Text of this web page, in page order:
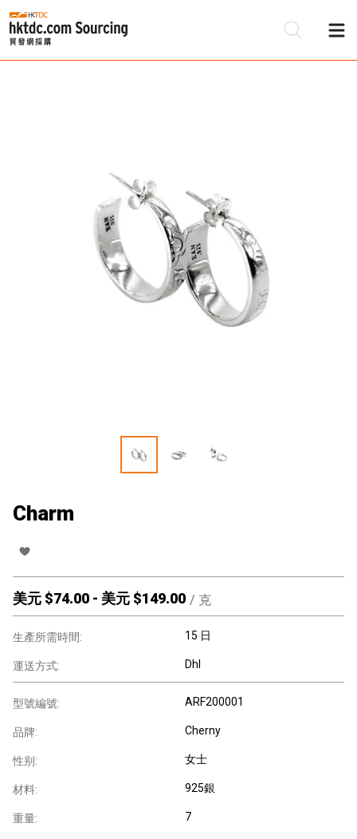
Charm
美元 $74.00 - 美元 $149.00 / 克
生產所需時間: 15 日
運送方式: Dhl
型號編號: ARF200001
品牌: Cherny
性别: 女士
材料: 925銀
重量: 7